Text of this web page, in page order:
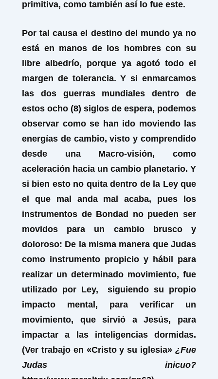
primitiva, como también así lo fue este.
Por tal causa el destino del mundo ya no
está en manos de los hombres con su
libre albedrío, porque ya agotó todo el
margen de tolerancia. Y si enmarcamos
las dos guerras mundiales dentro de
estos ocho (8) siglos de espera, podemos
observar como se han ido moviendo las
energías de cambio, visto y comprendido
desde una Macro-visión, como
aceleración hacia un cambio planetario. Y
si bien esto no quita dentro de la Ley que
el que mal anda mal acaba, pues los
instrumentos de Bondad no pueden ser
movidos para un cambio brusco y
doloroso: De la misma manera que Judas
como instrumento propicio y hábil para
realizar un determinado movimiento, fue
utilizado por Ley, siguiendo su propio
impacto mental, para verificar un
movimiento, que sirvió a Jesús, para
impactar a las inteligencias dormidas.
(Ver trabajo en «Cristo y su iglesia» ¿Fue
Judas inicuo?